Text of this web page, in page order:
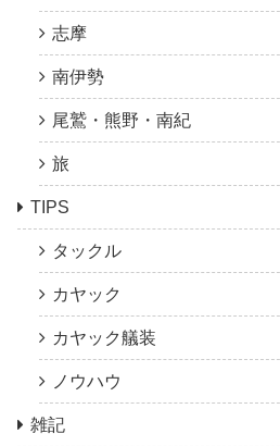
志摩
南伊勢
尾鷲・熊野・南紀
旅
TIPS
タックル
カヤック
カヤック艤装
ノウハウ
雑記